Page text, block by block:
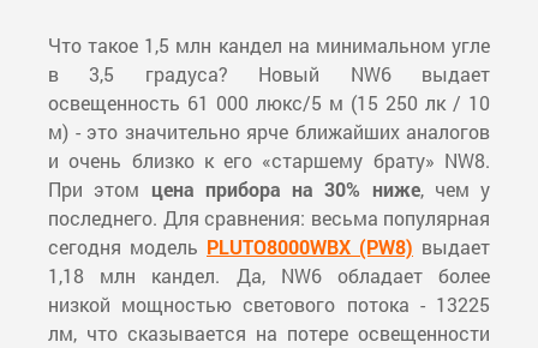
Что такое 1,5 млн кандел на минимальном угле
в 3,5 градуса? Новый NW6 выдает
освещенность 61 000 люкс/5 м (15 250 лк / 10
м) - это значительно ярче ближайших аналогов
и очень близко к его «старшему брату» NW8.
При этом цена прибора на 30% ниже, чем у
последнего. Для сравнения: весьма популярная
сегодня модель PLUTO8000WBX (PW8) выдает
1,18 млн кандел. Да, NW6 обладает более
низкой мощностью светового потока - 13225
лм, что сказывается на потере освещенности